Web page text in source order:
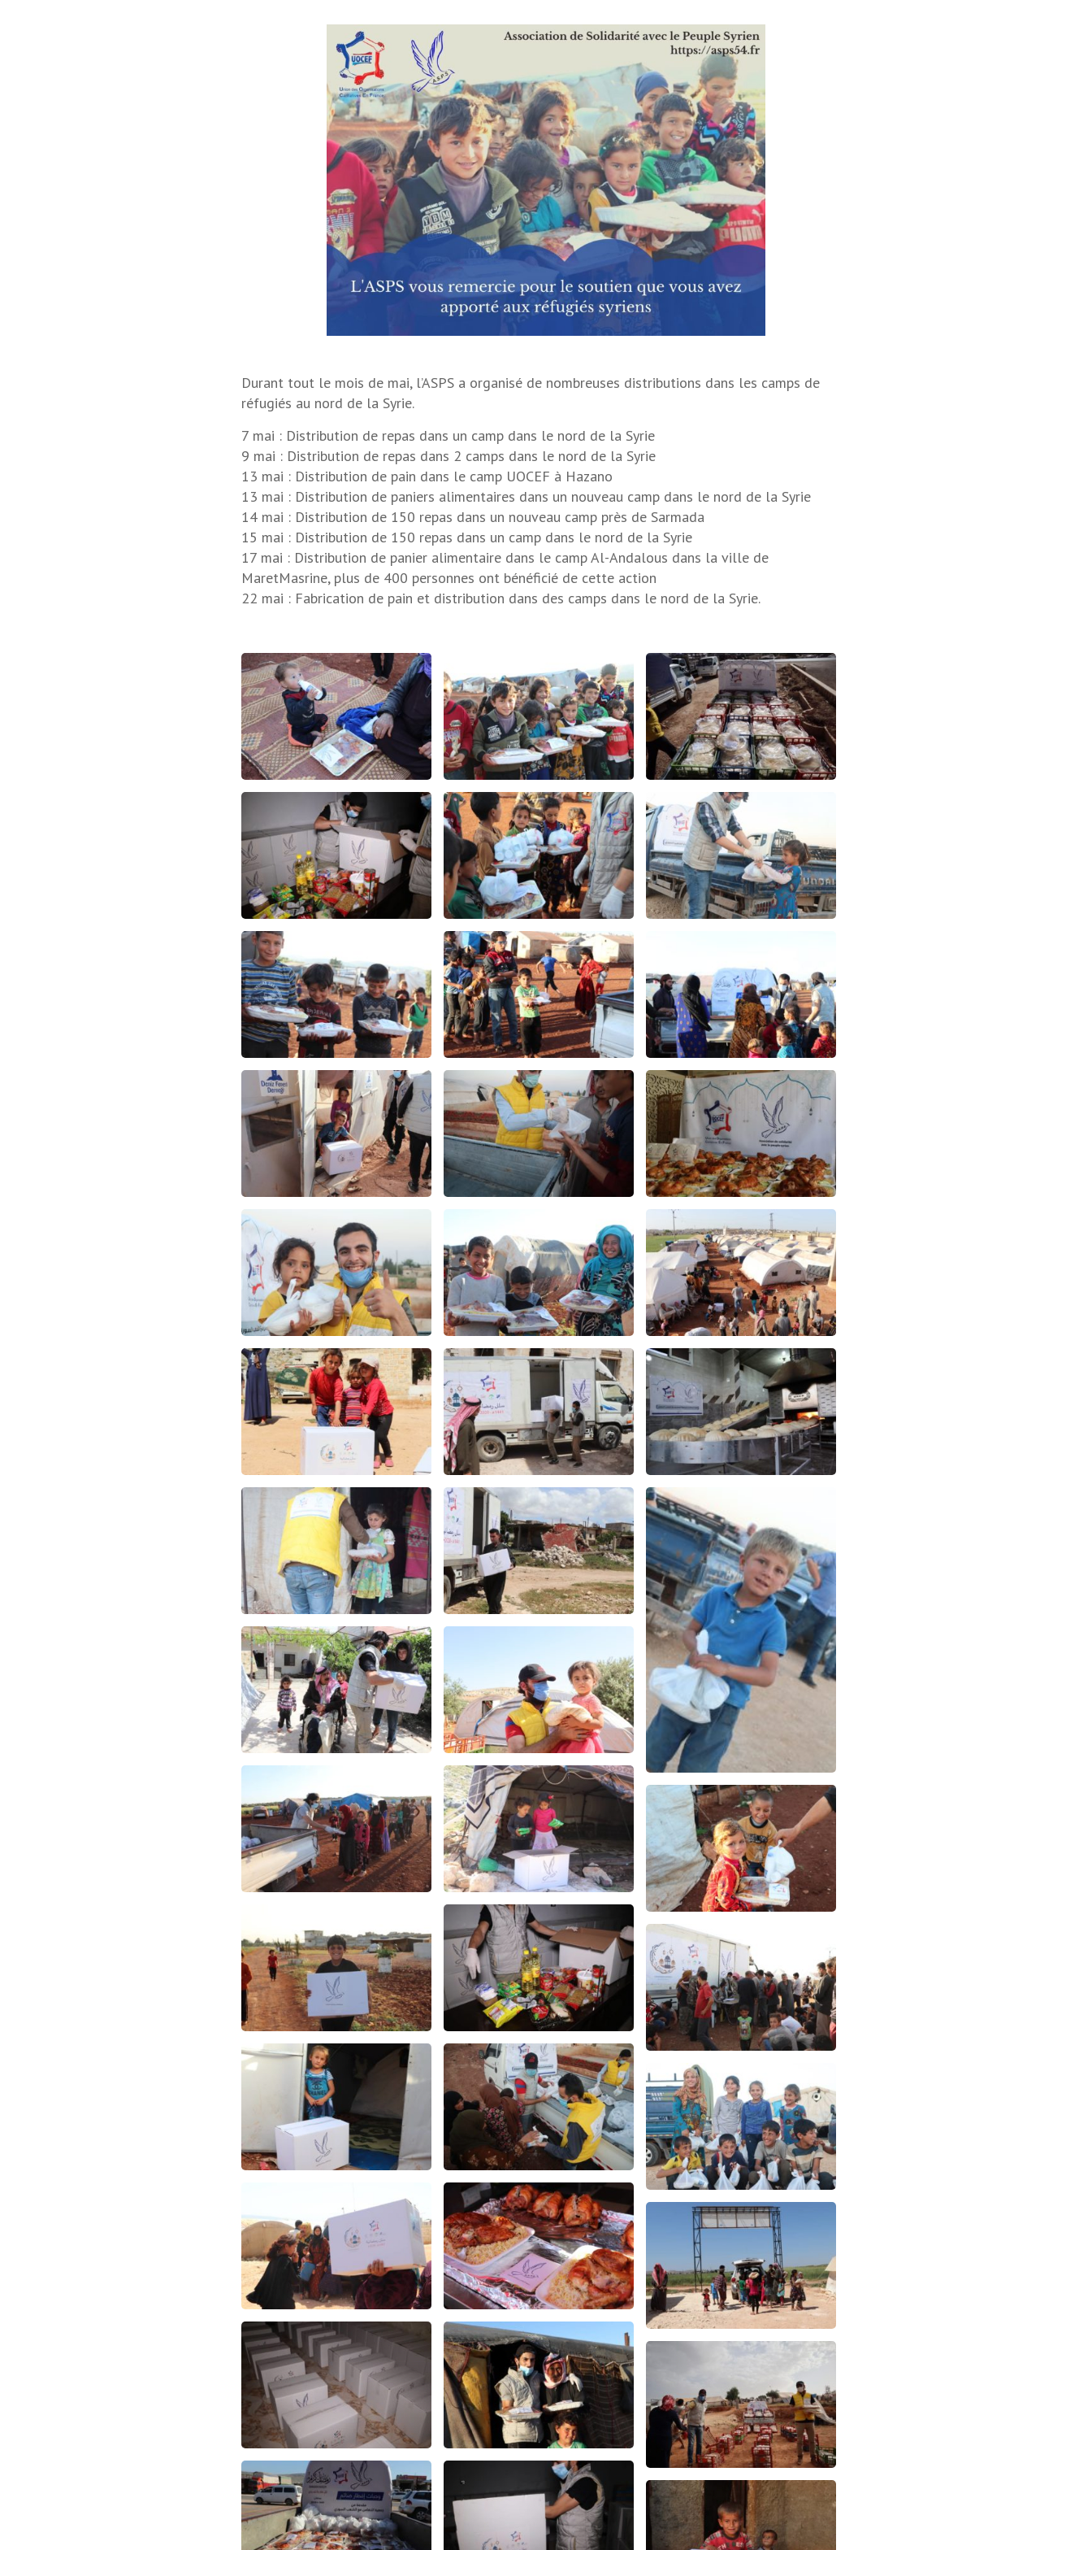
Durant tout le mois de mai, l’ASPS a organisé de nombreuses distributions dans les camps de
réfugiés au nord de la Syrie.
7 mai : Distribution de repas dans un camp dans le nord de la Syrie
9 mai : Distribution de repas dans 2 camps dans le nord de la Syrie
13 mai : Distribution de pain dans le camp UOCEF à Hazano
13 mai : Distribution de paniers alimentaires dans un nouveau camp dans le nord de la Syrie
14 mai : Distribution de 150 repas dans un nouveau camp près de Sarmada
15 mai : Distribution de 150 repas dans un camp dans le nord de la Syrie
17 mai : Distribution de panier alimentaire dans le camp Al-Andalous dans la ville de
MaretMasrine, plus de 400 personnes ont bénéficié de cette action
22 mai : Fabrication de pain et distribution dans des camps dans le nord de la Syrie.